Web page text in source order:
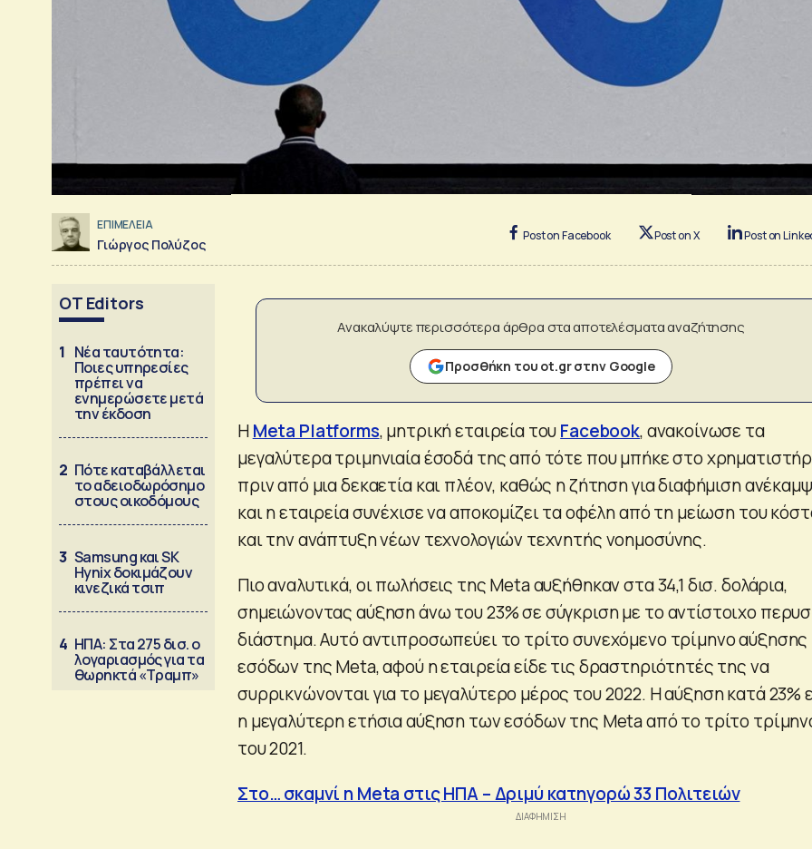
ΕΠΙΜΕΛΕΙΑ
Γιώργος Πολύζος
Post on Facebook Post on X Post on
OT Editors
1 Νέα ταυτότητα:
Ποιες υπηρεσίες
πρέπει να
ενημερώσετε μετά
την έκδοση
2 Πότε καταβάλλεται
το αδειοδωρόσημο
στους οικοδόμους
3 Samsung και SK
Hynix δοκιμάζουν
κινεζικά τσιπ
4 ΗΠΑ: Στα 275 δισ. ο
λογαριασμός για τα
θωρηκτά «Τραμπ»
Ανακαλύψτε περισσότερα άρθρα στα αποτελέσματα αναζήτησης
Προσθήκη του ot.gr στην Google
ΗMeta Platforms, μητρική εταιρεία τουFacebook, ανακοίνωσε τα
μεγαλύτερα τριμηνιαία έσοδά της από τότε που μπήκε στο
πριν από μια δεκαετία και πλέον, καθώς η ζήτηση για διαφήμιση
και η εταιρεία συνέχισε να αποκομίζει τα οφέλη από τη μείωση του
και την ανάπτυξη νέων τεχνολογιών τεχνητής νοημοσύνης.
Πιο αναλυτικά, οι πωλήσεις της Meta αυξήθηκαν στα 34,1 δισ. δολάρια,
σημειώνοντας αύξηση άνω του 23% σε σύγκριση με το αντίστοιχο
διάστημα. Αυτό αντιπροσωπεύει το τρίτο συνεχόμενο τρίμηνο
εσόδων της Meta, αφού η εταιρεία είδε τις δραστηριότητές της να
συρρικνώνονται για το μεγαλύτερο μέρος του 2022. Η αύξηση κατά 23%
η μεγαλύτερη ετήσια αύξηση των εσόδων της Meta από το τρίτο
του 2021.
Στο… σκαμνί η Μeta στις ΗΠΑ – Δριμύ κατηγορώ 33 Πολιτειών